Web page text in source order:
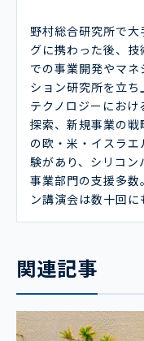
野村総合研究所で
グに携わった後、
での事業開発やマ
ション研究所を立
テクノロジーにお
探索、新規事業の戦
の欧・米・イスラ
験があり、シリコ
事業部門の支援多数
ン講演会は数十回に
関連記事